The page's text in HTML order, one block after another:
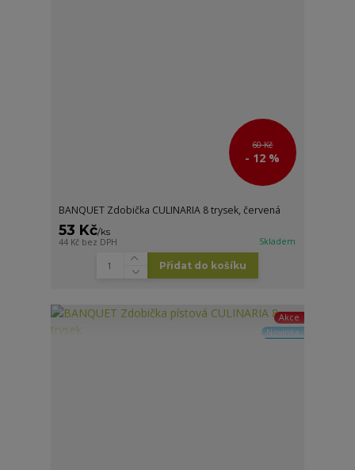
60 Kč
- 12 %
BANQUET Zdobička CULINARIA 8 trysek, červená
53 Kč/ks
44 Kč bez DPH Skladem
Přidat do košíku
Akce
Novinka